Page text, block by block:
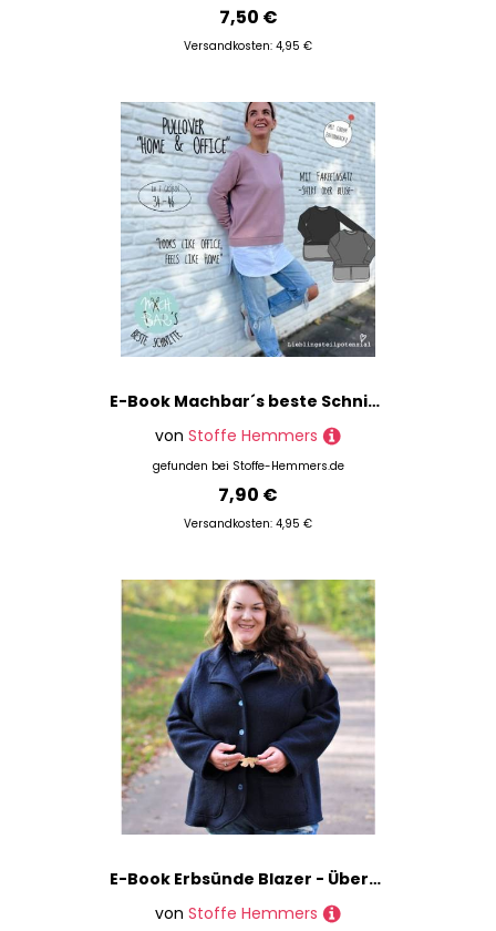
7,50 €
Versandkosten: 4,95 €
E-Book Machbar´s beste Schnitte Pullover Home & Office
von Stoffe Hemmers
gefunden bei Stoffe-Hemmers.de
7,90 €
Versandkosten: 4,95 €
E-Book Erbsünde Blazer - Übergangsjacke Paulista 46-60
von Stoffe Hemmers